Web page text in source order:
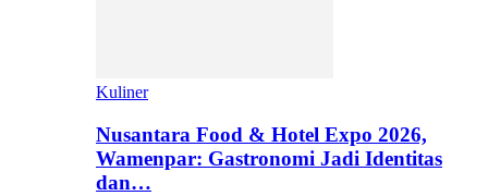
Kuliner
Nusantara Food & Hotel Expo 2026,
Wamenpar: Gastronomi Jadi Identitas
dan…